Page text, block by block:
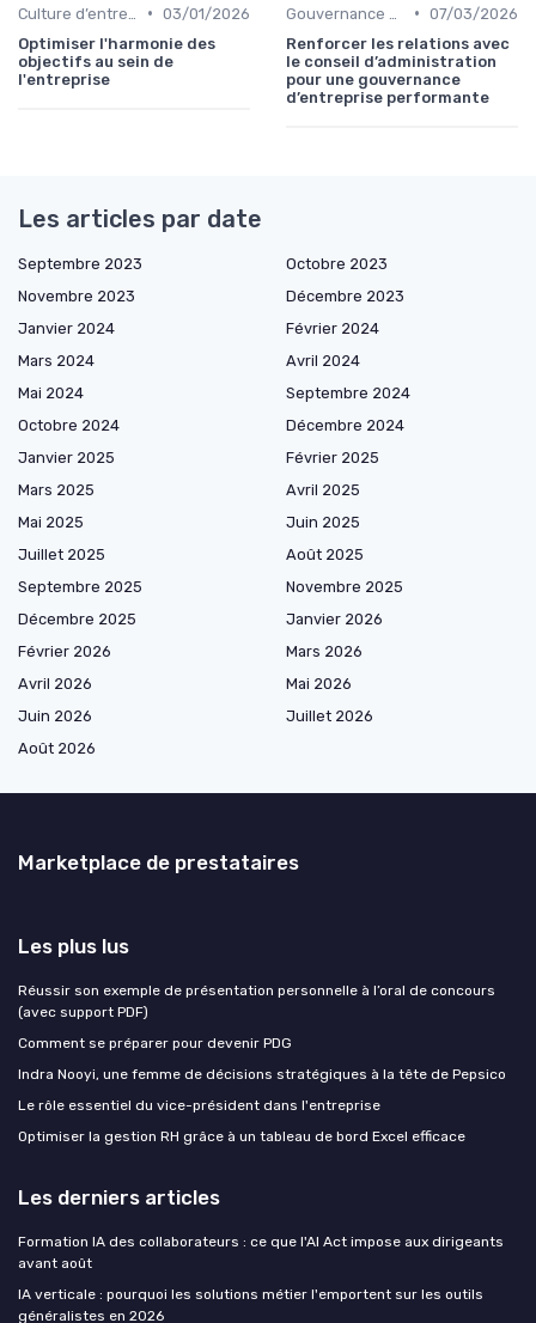
• 03/01/2026
Optimiser l'harmonie des
objectifs au sein de
l'entreprise
• 07/03/2026
Renforcer les relations avec
le conseil d’administration
pour une gouvernance
d’entreprise performante
Les articles par date
Septembre 2023
Octobre 2023
Novembre 2023
Décembre 2023
Janvier 2024
Février 2024
Mars 2024
Avril 2024
Mai 2024
Septembre 2024
Octobre 2024
Décembre 2024
Janvier 2025
Février 2025
Mars 2025
Avril 2025
Mai 2025
Juin 2025
Juillet 2025
Août 2025
Septembre 2025
Novembre 2025
Décembre 2025
Janvier 2026
Février 2026
Mars 2026
Avril 2026
Mai 2026
Juin 2026
Juillet 2026
Août 2026
Marketplace de prestataires
Les plus lus
Réussir son exemple de présentation personnelle à l’oral de concours
(avec support PDF)
Comment se préparer pour devenir PDG
Indra Nooyi, une femme de décisions stratégiques à la tête de Pepsico
Le rôle essentiel du vice-président dans l'entreprise
Optimiser la gestion RH grâce à un tableau de bord Excel efficace
Les derniers articles
Formation IA des collaborateurs : ce que l'AI Act impose aux dirigeants
avant août
IA verticale : pourquoi les solutions métier l'emportent sur les outils
généralistes en 2026